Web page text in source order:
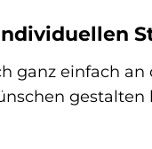
ganz einfach